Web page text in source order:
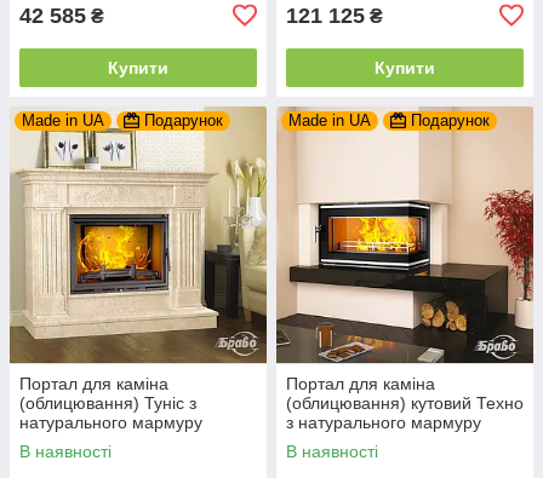
42 585 ₴
Купити
121 125 ₴
Купити
Made in UA Подарунок
Портал для каміна
(облицювання) Туніс з
натурального мармуру
Botticino
В наявності
Made in UA Подарунок
Портал для каміна
(облицювання) кутовий Техно
з натурального мармуру
Volakas + Nero marquina
В наявності